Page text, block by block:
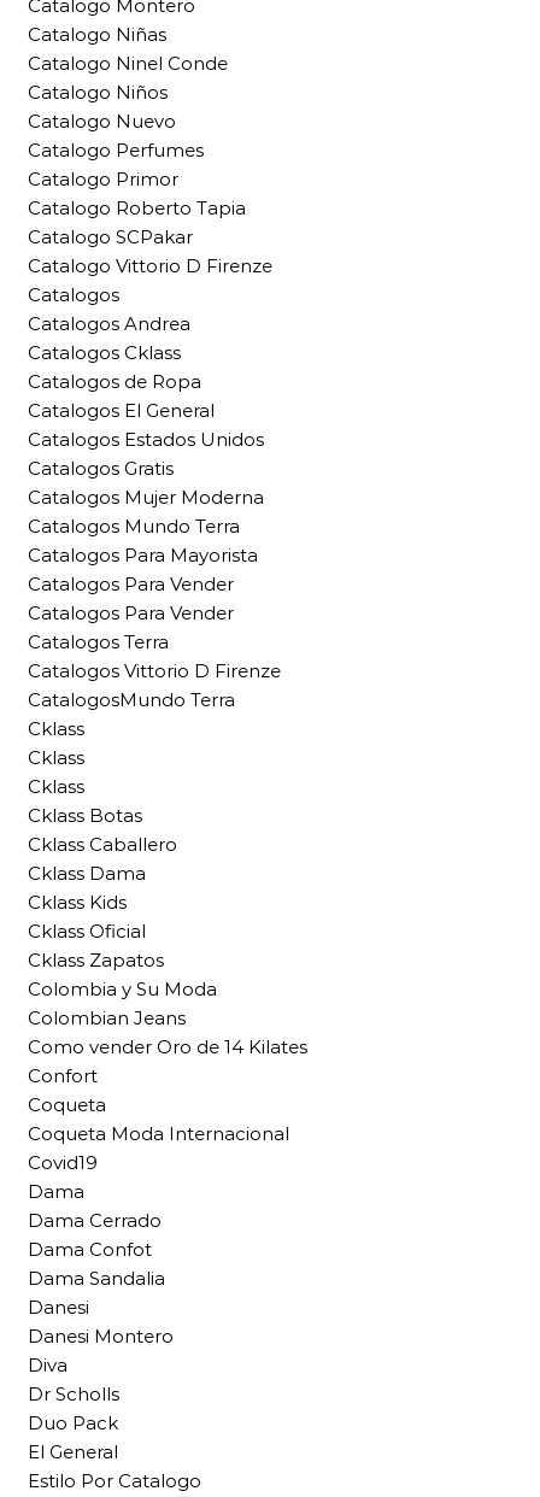
Catalogo Montero
Catalogo Niñas
Catalogo Ninel Conde
Catalogo Niños
Catalogo Nuevo
Catalogo Perfumes
Catalogo Primor
Catalogo Roberto Tapia
Catalogo SCPakar
Catalogo Vittorio D Firenze
Catalogos
Catalogos Andrea
Catalogos Cklass
Catalogos de Ropa
Catalogos El General
Catalogos Estados Unidos
Catalogos Gratis
Catalogos Mujer Moderna
Catalogos Mundo Terra
Catalogos Para Mayorista
Catalogos Para Vender
Catalogos Para Vender
Catalogos Terra
Catalogos Vittorio D Firenze
CatalogosMundo Terra
Cklass
Cklass
Cklass
Cklass Botas
Cklass Caballero
Cklass Dama
Cklass Kids
Cklass Oficial
Cklass Zapatos
Colombia y Su Moda
Colombian Jeans
Como vender Oro de 14 Kilates
Confort
Coqueta
Coqueta Moda Internacional
Covid19
Dama
Dama Cerrado
Dama Confot
Dama Sandalia
Danesi
Danesi Montero
Diva
Dr Scholls
Duo Pack
El General
Estilo Por Catalogo